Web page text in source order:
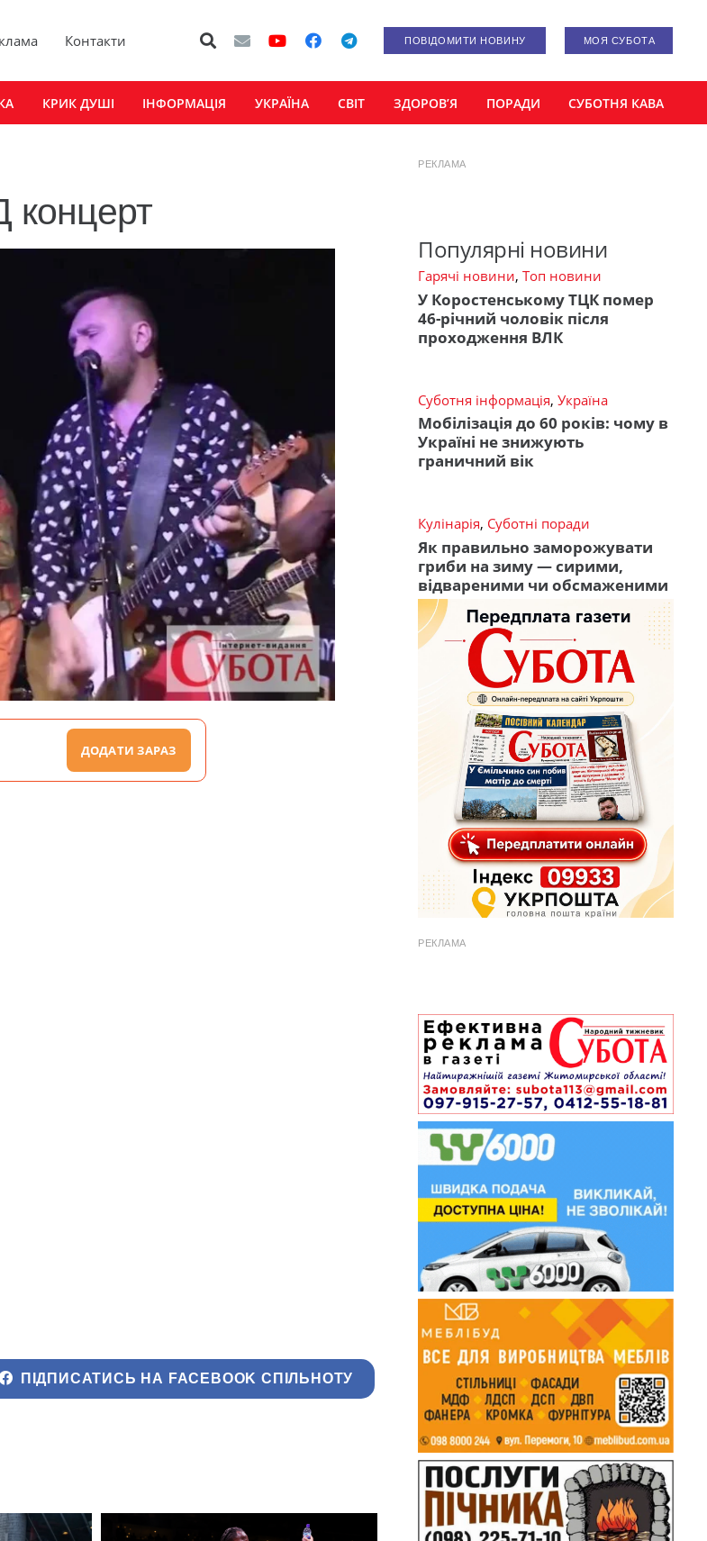
Контакти ПОВІДОМИТИ НОВИНУ МОЯ СУБОТА
КРИК ДУШІ ІНФОРМАЦІЯ УКРАЇНА СВІТ ЗДОРОВ’Я ПОРАДИ СУБОТНЯ КАВА
ДОДАТИ ЗАРАЗ
ПІДПИСАТИСЬ НА FACEBOOK СПІЛЬНОТУ
РЕКЛАМА
Популярні новини
Гарячі новини, Топ новини
У Коростенському ТЦК помер
46-річний чоловік після
проходження ВЛК
Суботня інформація, Україна
Мобілізація до 60 років: чому в
Україні не знижують
граничний вік
Кулінарія, Суботні поради
Як правильно заморожувати
гриби на зиму — сирими,
відвареними чи обсмаженими
РЕКЛАМА